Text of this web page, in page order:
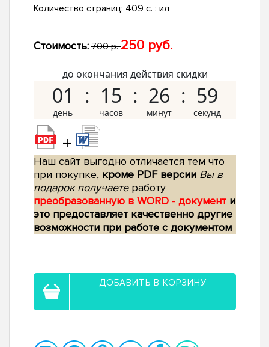
Количество страниц: 409 с. : ил
Стоимость: 700 р.250 руб.
до окончания действия скидки
01 15 26 58
+
Наш сайт выгодно отличается тем что
при покупке, кроме PDF версии Вы в
подарок получаетеработу
преобразованную в WORD - документ и
это предоставляет качественно другие
возможности при работе с документом
ДОБАВИТЬ В КОРЗИНУ